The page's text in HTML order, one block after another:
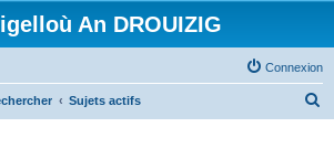
An DROUIZIG
Connexion
Sujets actifs